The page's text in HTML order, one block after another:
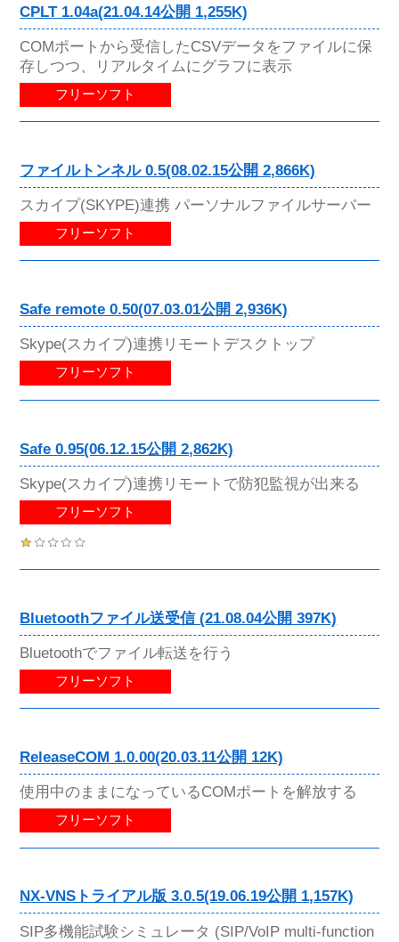
CPLT 1.04a(21.04.14公開 1,255K)
COMポートから受信したCSVデータをファイルに保
存しつつ、リアルタイムにグラフに表示
フリーソフト
ファイルトンネル 0.5(08.02.15公開 2,866K)
スカイプ(SKYPE)連携 パーソナルファイルサーバー
フリーソフト
Safe remote 0.50(07.03.01公開 2,936K)
Skype(スカイプ)連携リモートデスクトップ
フリーソフト
Safe 0.95(06.12.15公開 2,862K)
Skype(スカイプ)連携リモートで防犯監視が出来る
フリーソフト
Bluetoothファイル送受信 (21.08.04公開 397K)
Bluetoothでファイル転送を行う
フリーソフト
ReleaseCOM 1.0.00(20.03.11公開 12K)
使用中のままになっているCOMポートを解放する
フリーソフト
NX-VNSトライアル版 3.0.5(19.06.19公開 1,157K)
SIP多機能試験シミュレータ (SIP/VoIP multi-function